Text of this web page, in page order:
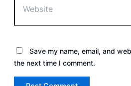
Save my name, email, and
the next time I comment.